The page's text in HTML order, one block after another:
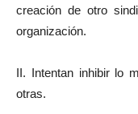
creación de otro
organización.
II. Intentan inhibir lo
otras.